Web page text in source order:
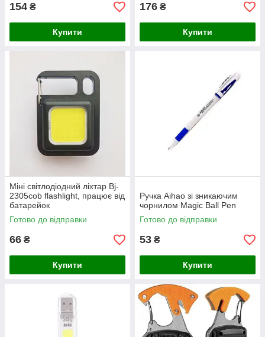
154 ₴
Купити
176 ₴
Купити
Міні світлодіодний ліхтар Bj-
2305cob flashlight, працює від
батарейок
Готово до відправки
66 ₴
Купити
Ручка Aihao зі зникаючим
чорнилом Magic Ball Pen
Готово до відправки
53 ₴
Купити